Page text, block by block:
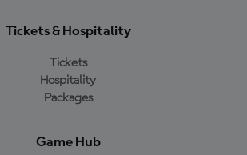
Tickets & Hospitality
Tickets
Hospitality
Packages
Game Hub